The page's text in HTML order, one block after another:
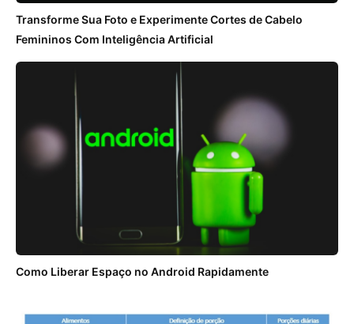
Transforme Sua Foto e Experimente Cortes de Cabelo
Femininos Com Inteligência Artificial
Como Liberar Espaço no Android Rapidamente